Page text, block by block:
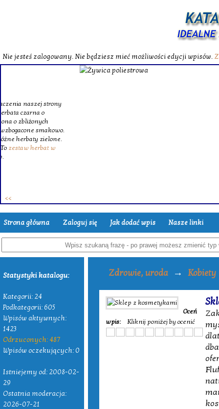
Nie jesteś zalogowany. Nie będziesz mieć możliwości edycji wpisów.
Strona główna Zaloguj się Jak dodać wpis Nasze linki
Statystyki katalogu:
Kategorii: 24
Podkategorii: 605
Wpisów aktywnych:
1423
Odrzuconych: 487
Wpisów oczekujących: 0
Istniejemy od: 2008-02-
29
Ostatnia moderacja:
2026-07-21
Zdrowie, uroda → Kobiety
Oceń
wpis:
Kliknij poniżej by ocenić